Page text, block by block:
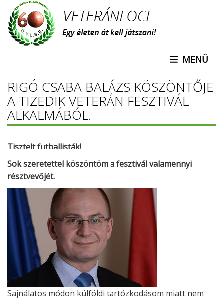
Ugrás
tartalomra
MENÜ
RIGÓ CSABA BALÁZS KÖSZÖNTŐJE
A TIZEDIK VETERÁN FESZTIVÁL
ALKALMÁBÓL.
Tisztelt futballisták!
Sok szeretettel köszöntöm a fesztivál valamennyi
résztvevőjét.
Sajnálatos módon külföldi tartózkodásom miatt nem